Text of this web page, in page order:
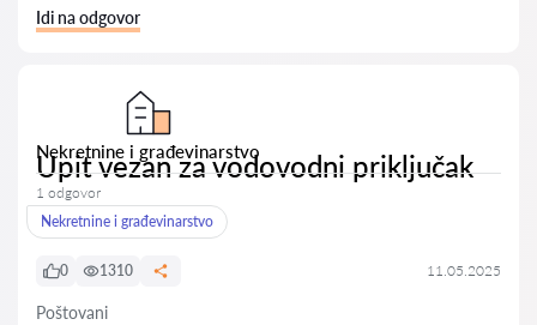
Idi na odgovor
Nekretnine i građevinarstvo
Upit vezan za vodovodni priključak
1 odgovor
Nekretnine i građevinarstvo
0 1310 11.05.2025
Poštovani